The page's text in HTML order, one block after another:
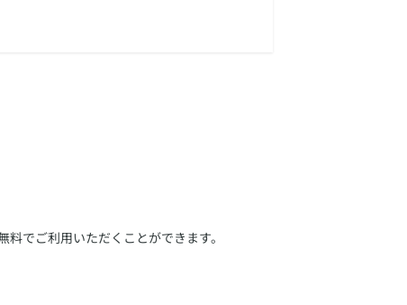
でご利用いただくことができます。